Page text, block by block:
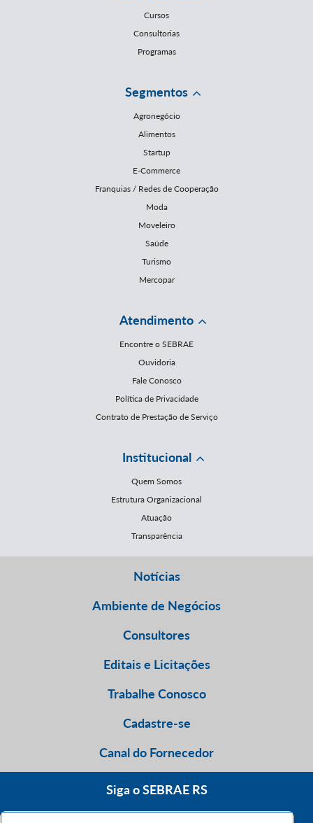
Cursos
Consultorias
Programas
Segmentos
Agronegócio
Alimentos
Startup
E-Commerce
Franquias / Redes de Cooperação
Moda
Moveleiro
Saúde
Turismo
Mercopar
Atendimento
Encontre o SEBRAE
Ouvidoria
Fale Conosco
Política de Privacidade
Contrato de Prestação de Serviço
Institucional
Quem Somos
Estrutura Organizacional
Atuação
Transparência
Notícias
Ambiente de Negócios
Consultores
Editais e Licitações
Trabalhe Conosco
Cadastre-se
Canal do Fornecedor
Siga o SEBRAE RS